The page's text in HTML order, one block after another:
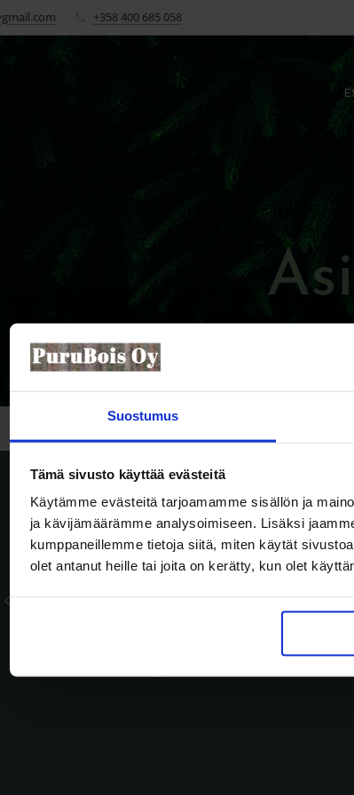
Suostumus
Tämä sivusto käyttää evästeitä
Käytämme evästeitä tarjoamamme sisällön ja
ja kävijämäärämme analysoimiseen. Lisäksi
kumppaneillemme tietoja siitä, miten käytät
olet antanut heille tai joita on kerätty, kun olet
+358 400 685 058